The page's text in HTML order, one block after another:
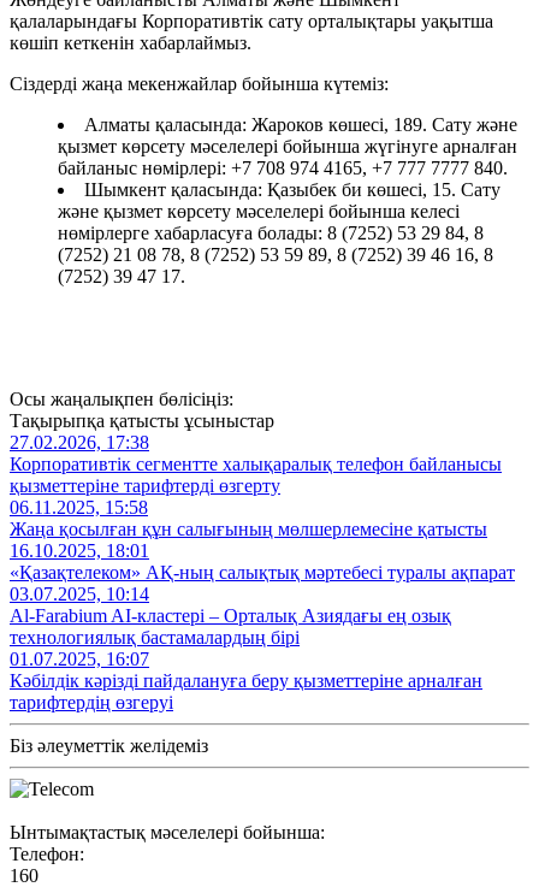
қалаларындағы Корпоративтік сату орталықтары уақытша
көшіп кеткенін хабарлаймыз.
Сіздерді жаңа мекенжайлар бойынша күтеміз:
Алматы қаласында: Жароков көшесі, 189. Сату және
қызмет көрсету мәселелері бойынша жүгінуге арналған
байланыс нөмірлері: +7 708 974 4165, +7 777 7777 840.
Шымкент қаласында: Қазыбек би көшесі, 15. Сату
және қызмет көрсету мәселелері бойынша келесі
нөмірлерге хабарласуға болады: 8 (7252) 53 29 84, 8
(7252) 21 08 78, 8 (7252) 53 59 89, 8 (7252) 39 46 16, 8
(7252) 39 47 17.
Осы жаңалықпен бөлісіңіз:
Тақырыпқа қатысты ұсыныстар
27.02.2026, 17:38
Корпоративтік сегментте халықаралық телефон байланысы
қызметтеріне тарифтерді өзгерту
06.11.2025, 15:58
Жаңа қосылған құн салығының мөлшерлемесіне қатысты
16.10.2025, 18:01
«Қазақтелеком» АҚ-ның салықтық мәртебесі туралы ақпарат
03.07.2025, 10:14
Al‑Farabium AI‑кластері – Орталық Азиядағы ең озық
технологиялық бастамалардың бірі
01.07.2025, 16:07
Кәбілдік кәрізді пайдалануға беру қызметтеріне арналған
тарифтердің өзгеруі
Біз әлеуметтік желідеміз
Ынтымақтастық мәселелері бойынша:
Телефон:
160